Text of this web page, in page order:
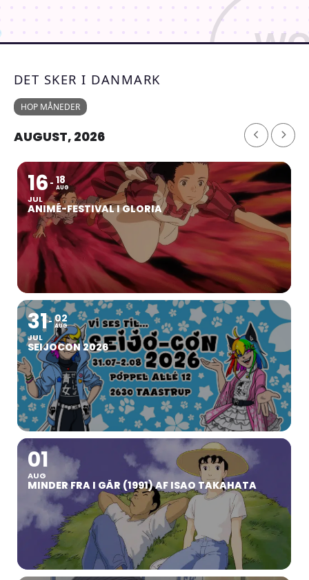
DET SKER I DANMARK
HOP MÅNEDER
AUGUST, 2026
16
JUL
18
AUG
ANIMÉ-FESTIVAL I GLORIA
31
JUL
02
AUG
SEIJOCON 2026
01
AUG
MINDER FRA I GÅR (1991) AF ISAO TAKAHATA